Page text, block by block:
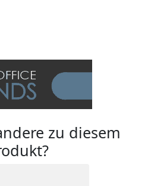
zu diesem